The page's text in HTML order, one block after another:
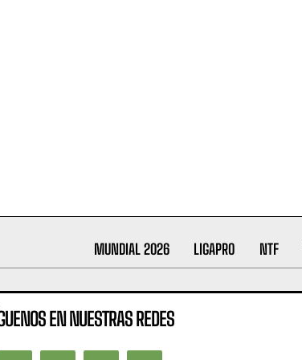
MUNDIAL 2026 LIGAPRO NTF
EN NUESTRAS REDES